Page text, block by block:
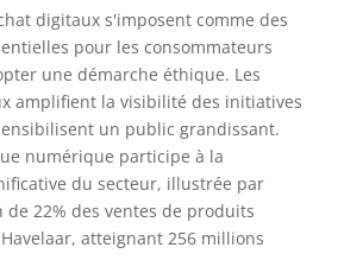
digitaux s'imposent comme des
pour les consommateurs
une démarche éthique. Les
amplifient la visibilité des initiatives
un public grandissant.
numérique participe à la
du secteur, illustrée par
22% des ventes de produits
atteignant 256 millions